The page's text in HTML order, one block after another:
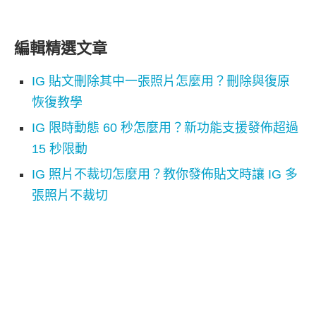
編輯精選文章
IG 貼文刪除其中一張照片怎麼用？刪除與復原
恢復教學
IG 限時動態 60 秒怎麼用？新功能支援發佈超過
15 秒限動
IG 照片不裁切怎麼用？教你發佈貼文時讓 IG 多
張照片不裁切